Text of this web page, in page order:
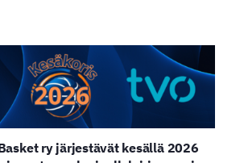
ry järjestävät kesällä 2026